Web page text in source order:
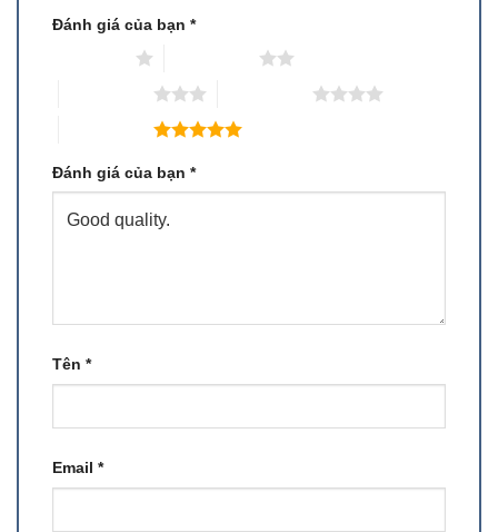
Đánh giá của bạn *
Đánh giá của bạn *
Tên *
Email *